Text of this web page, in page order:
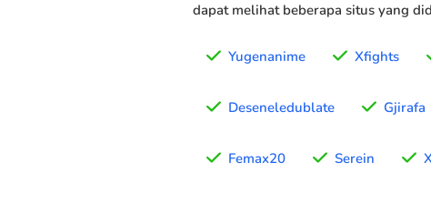
dapat melihat beberapa situs yang
Yugenanime Xfights
Deseneledublate Gjirafa
Femax20 Serein